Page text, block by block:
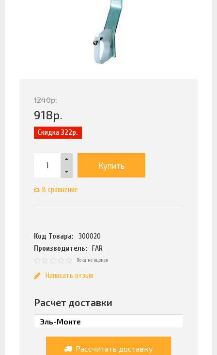
1240р.
918р.
Скидка 322р.
Купить
В сравнение
Код Товара:
300020
Производитель:
FAR
Пока не оценен
Написать отзыв
Расчет доставки
Рассчитать доставку